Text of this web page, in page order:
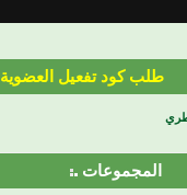
طلب كود تفعيل العضوية
المجموعات